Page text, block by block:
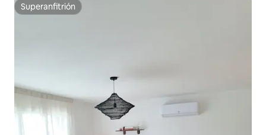
Superanfitrión
Superanfitrión